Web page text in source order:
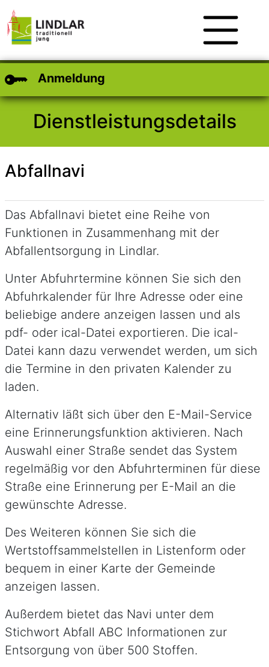
Anmeldung
Dienstleistungsdetails
Abfallnavi
Kurzbeschreibung
Das Abfallnavi bietet eine Reihe von
Funktionen in Zusammenhang mit der
Abfallentsorgung in Lindlar.
Unter Abfuhrtermine können Sie sich den
Abfuhrkalender für Ihre Adresse oder eine
beliebige andere anzeigen lassen und als
pdf- oder ical-Datei exportieren. Die ical-
Datei kann dazu verwendet werden, um sich
die Termine in den privaten Kalender zu
laden.
Alternativ läßt sich über den E-Mail-Service
eine Erinnerungsfunktion aktivieren. Nach
Auswahl einer Straße sendet das System
regelmäßig vor den Abfuhrterminen für diese
Straße eine Erinnerung per E-Mail an die
gewünschte Adresse.
Des Weiteren können Sie sich die
Wertstoffsammelstellen in Listenform oder
bequem in einer Karte der Gemeinde
anzeigen lassen.
Außerdem bietet das Navi unter dem
Stichwort Abfall ABC Informationen zur
Entsorgung von über 500 Stoffen.